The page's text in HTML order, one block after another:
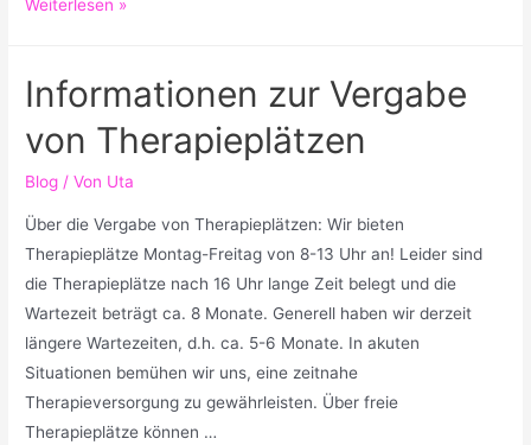
Verhaltenstherapie
Weiterlesen »
Informationen zur Vergabe
von Therapieplätzen
Blog / Von Uta
Über die Vergabe von Therapieplätzen: Wir bieten
Therapieplätze Montag-Freitag von 8-13 Uhr an! Leider sind
die Therapieplätze nach 16 Uhr lange Zeit belegt und die
Wartezeit beträgt ca. 8 Monate. Generell haben wir derzeit
längere Wartezeiten, d.h. ca. 5-6 Monate. In akuten
Situationen bemühen wir uns, eine zeitnahe
Therapieversorgung zu gewährleisten. Über freie
Therapieplätze können …